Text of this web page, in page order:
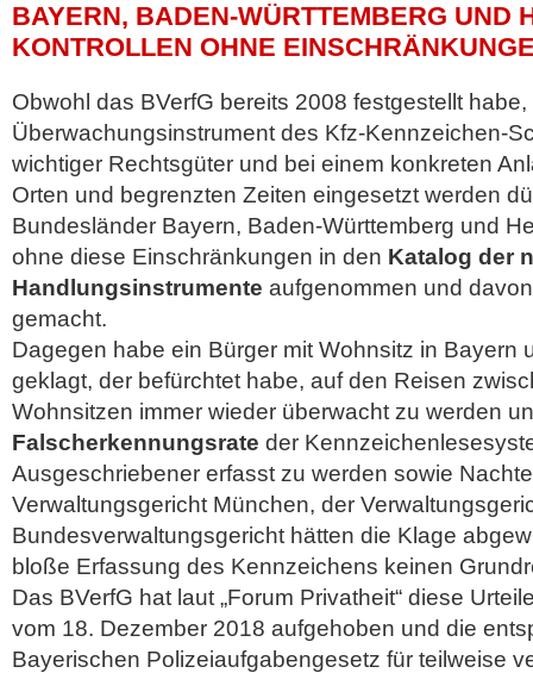
BAYERN, BADEN-WÜRTTEMBERG UND
KONTROLLEN OHNE
Obwohl das BVerfG bereits 2008 festgestellt
Überwachungsinstrument des Kfz-Kennzeichen-
wichtiger Rechtsgüter und bei einem konkreten
Orten und begrenzten Zeiten eingesetzt werden
Bundesländer Bayern, Baden-Württemberg und
ohne diese Einschränkungen in den Katalog der
Handlungsinstrumente aufgenommen und
gemacht.
Dagegen habe ein Bürger mit Wohnsitz in Bayern
geklagt, der befürchtet habe, auf den Reisen
Wohnsitzen immer wieder überwacht zu werden
Falscherkennungsrate der
Ausgeschriebener erfasst zu werden sowie
Verwaltungsgericht München, der
Bundesverwaltungsgericht hätten die Klage
bloße Erfassung des Kennzeichens keinen
Das BVerfG hat laut „Forum Privatheit“ diese
vom 18. Dezember 2018 aufgehoben und die
Bayerischen Polizeiaufgabengesetz für teilweise